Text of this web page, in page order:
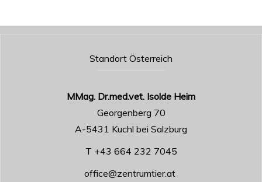
Standort Österreich
MMag. Dr.med.vet. Isolde Heim
Georgenberg 70
A-5431 Kuchl bei Salzburg
T +43 664 232 7045
office@zentrumtier.at